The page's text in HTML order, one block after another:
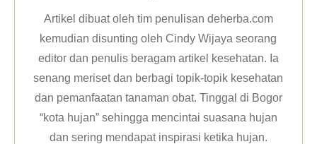
Artikel dibuat oleh tim penulisan deherba.com
kemudian disunting oleh Cindy Wijaya seorang
editor dan penulis beragam artikel kesehatan. Ia
senang meriset dan berbagi topik-topik kesehatan
dan pemanfaatan tanaman obat. Tinggal di Bogor
“kota hujan” sehingga mencintai suasana hujan
dan sering mendapat inspirasi ketika hujan.